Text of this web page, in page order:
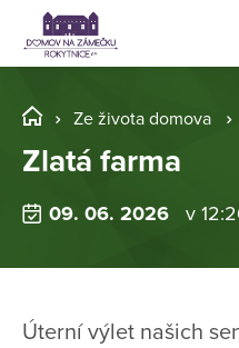
Ze života domova
Zlatá farma
09. 06. 2026 v
Úterní výlet našich